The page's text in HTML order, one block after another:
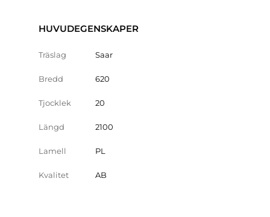
HUVUDEGENSKAPER
Träslag Saar
Bredd 620
Tjocklek 20
Längd 2100
Lamell PL
Kvalitet AB